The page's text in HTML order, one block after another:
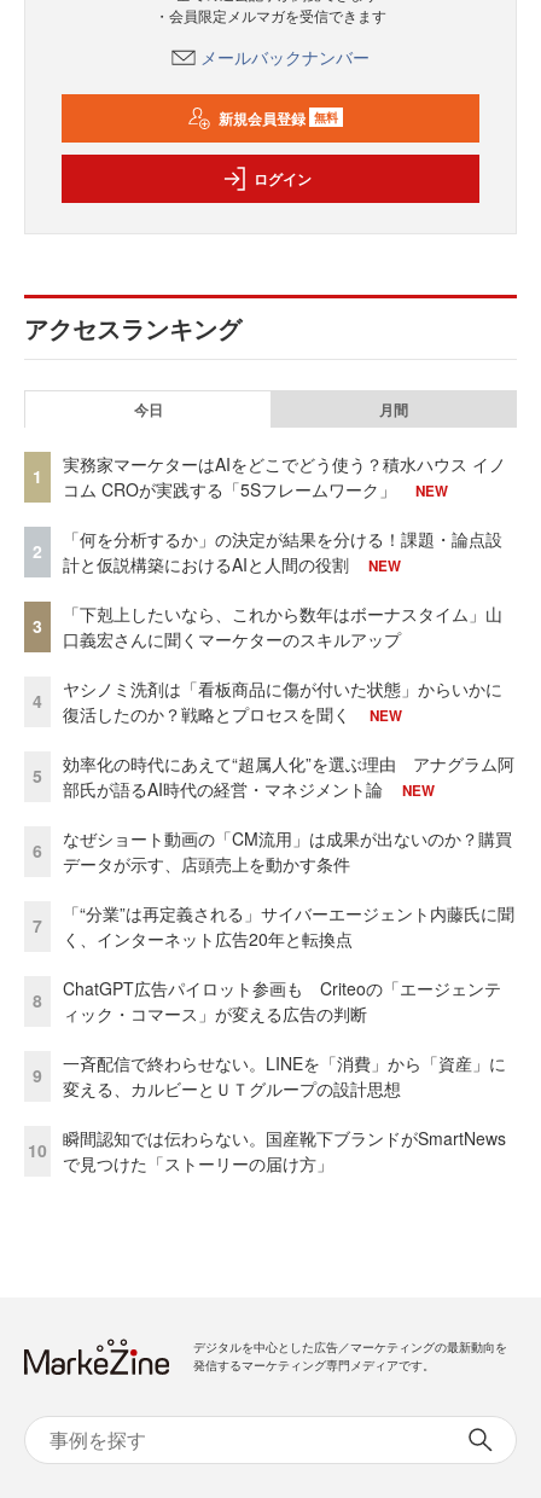
・会員限定メルマガを受信できます
メールバックナンバー
新規会員登録 無料
ログイン
アクセスランキング
今日 月間
1
実務家マーケターはAIをどこでどう使う？積水ハウス イノ
コム CROが実践する「5Sフレームワーク」
NEW
2
「何を分析するか」の決定が結果を分ける！課題・論点設
計と仮説構築におけるAIと人間の役割
NEW
3
「下剋上したいなら、これから数年はボーナスタイム」山
口義宏さんに聞くマーケターのスキルアップ
4
ヤシノミ洗剤は「看板商品に傷が付いた状態」からいかに
復活したのか？戦略とプロセスを聞く
NEW
5
効率化の時代にあえて“超属人化”を選ぶ理由 アナグラム阿
部氏が語るAI時代の経営・マネジメント論
NEW
6
なぜショート動画の「CM流用」は成果が出ないのか？購買
データが示す、店頭売上を動かす条件
7
「“分業”は再定義される」サイバーエージェント内藤氏に聞
く、インターネット広告20年と転換点
8
ChatGPT広告パイロット参画も Criteoの「エージェンテ
ィック・コマース」が変える広告の判断
9
一斉配信で終わらせない。LINEを「消費」から「資産」に
変える、カルビーとＵＴグループの設計思想
10
瞬間認知では伝わらない。国産靴下ブランドがSmartNews
で見つけた「ストーリーの届け方」
デジタルを中心とした広告／マーケティングの最新動向を
発信するマーケティング専門メディアです。